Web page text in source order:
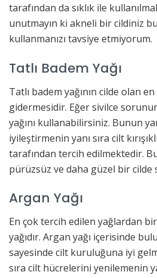
tarafından da sıklık ile
unutmayın ki akneli bir cildiniz
kullanmanızı tavsiye etmiyorum.
Tatlı Badem Yağı
Tatlı badem yağının cilde olan
gidermesidir. Eğer sivilce
yağını kullanabilirsiniz. Bunun
iyileştirmenin yanı sıra cilt
tarafından tercih edilmektedir.
pürüzsüz ve daha güzel bir cilde
Argan Yağı
En çok tercih edilen yağlardan
yağıdır. Argan yağı içerisinde
sayesinde cilt kuruluğuna iyi
sıra cilt hücrelerini yenilemenin